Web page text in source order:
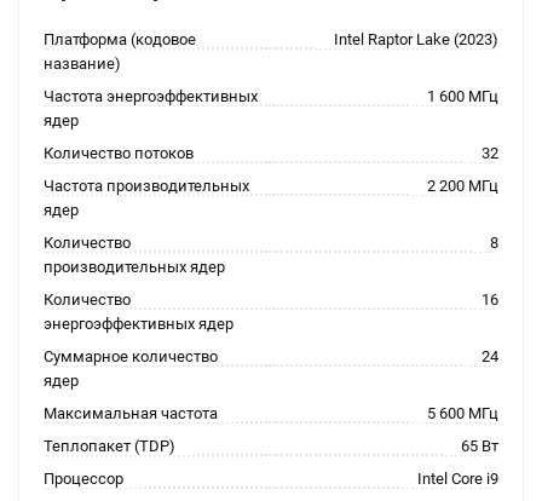
Платформа (кодовое
название)
Intel Raptor Lake (2023)
Частота энергоэффективных
ядер
1 600 МГц
Количество потоков
32
Частота производительных
ядер
2 200 МГц
Количество
производительных ядер
8
Количество
энергоэффективных ядер
16
Суммарное количество
ядер
24
Максимальная частота
5 600 МГц
Теплопакет (TDP)
65 Вт
Процессор
Intel Core i9